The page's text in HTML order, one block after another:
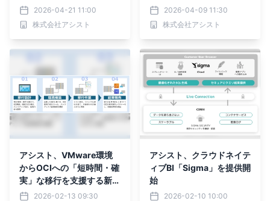
2026-04-21 11:00
株式会社アシスト
r 2026」を受賞
2026-04-09 11:30
株式会社アシスト
アシスト、VMware環境
からOCIへの「短時間・確
実」な移行を支援する新サ
ービスを提供開始
2026-02-13 09:30
アシスト、クラウドネイテ
ィブBI「Sigma」を提供開
始
2026-02-10 10:00